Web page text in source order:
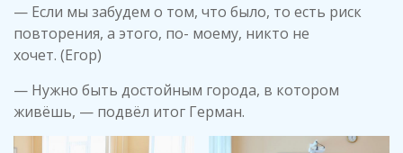
— Если мы забудем о том, что было, то есть риск
повторения, а этого, по- моему, никто не
хочет. (Егор)
— Нужно быть достойным города, в котором
живёшь, — подвёл итог Герман.